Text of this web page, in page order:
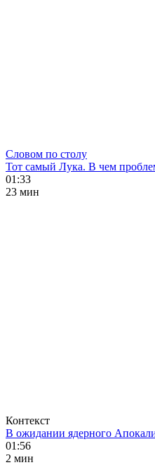
Словом по столу
Тот самый Лука. В чем
01:33
23 мин
Контекст
В ожидании ядерного
01:56
2 мин